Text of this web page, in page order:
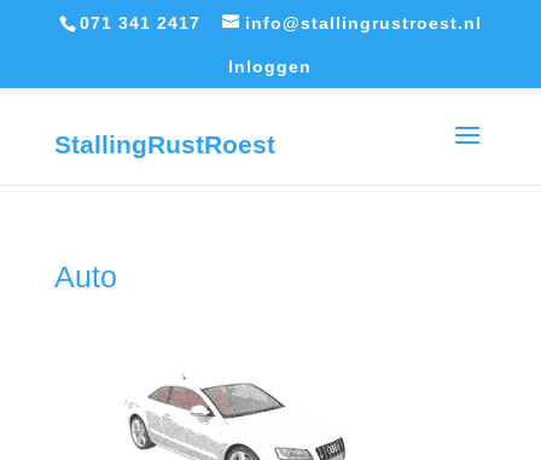
071 341 2417 info@stallingrustroest.nl
Inloggen
StallingRustRoest
Auto